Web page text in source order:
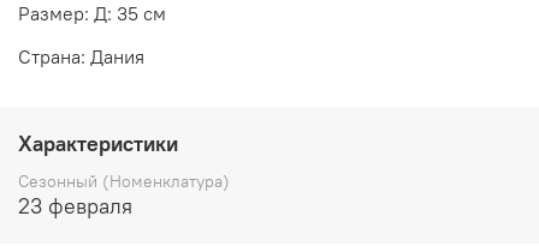
Размер: Д: 35 см
Страна: Дания
Характеристики
Сезонный (Номенклатура)
23 февраля